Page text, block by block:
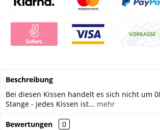
Beschreibung
Bei diesen Kissen handelt es sich nicht um
Stange - jedes Kissen ist... mehr
Bewertungen
0